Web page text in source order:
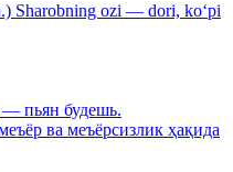
Sharobning ozi — dori, ko‘pi
пьян будешь.
ва меъёрсизлик ҳақида